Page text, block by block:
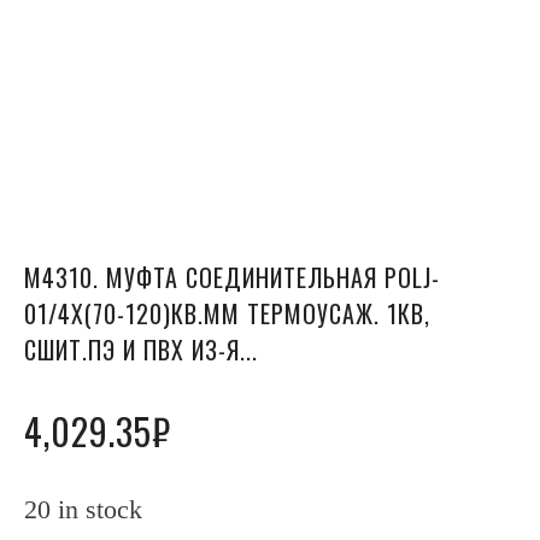
М4310. МУФТА СОЕДИНИТЕЛЬНАЯ POLJ-
01/4X(70-120)КВ.ММ ТЕРМОУСАЖ. 1КВ,
СШИТ.ПЭ И ПВХ ИЗ-Я...
4,029.35₽
20 in stock